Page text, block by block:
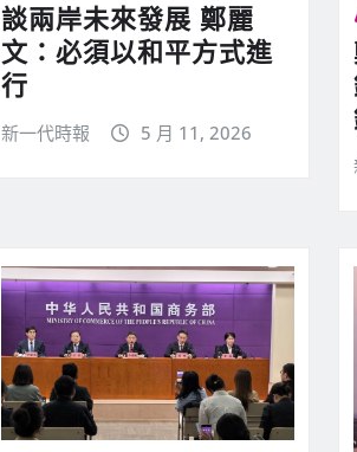
談兩岸未來發展 鄭麗
文：必須以和平方式進
行
新一代時報 5 月 11, 2026